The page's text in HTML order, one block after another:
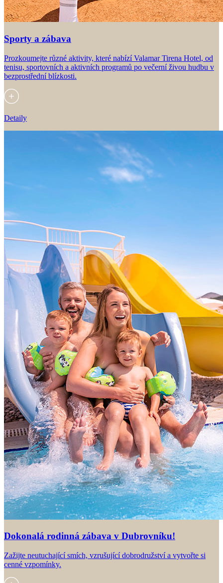
Sporty a zábava
Prozkoumejte různé aktivity, které nabízí Valamar Tirena Hotel, od
tenisu, sportovních a aktivních programů po večerní živou hudbu v
bezprostřední blízkosti.
Detaily
Dokonalá rodinná zábava v Dubrovníku!
Zažijte neutuchající smích, vzrušující dobrodružství a vytvořte si
cenné vzpomínky.